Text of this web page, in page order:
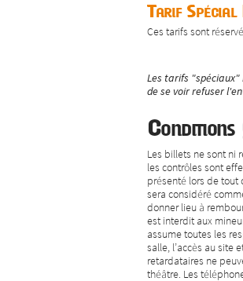
Tarif Spécial
Ces tarifs sont
Les tarifs "spéciaux"
de se voir refuser
Les billets ne sont ni
les contrôles sont
présenté lors de tout
sera considéré
donner lieu à
est interdit aux
assume toutes les
salle, l’accès au site
retardataires ne
théâtre. Les